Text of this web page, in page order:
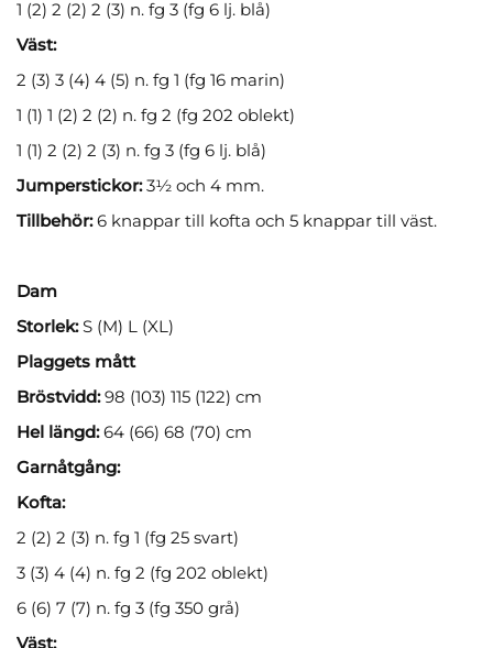
1 (2) 2 (2) 2 (3) n. fg 3 (fg 6 lj. blå)
Väst:
2 (3) 3 (4) 4 (5) n. fg 1 (fg 16 marin)
1 (1) 1 (2) 2 (2) n. fg 2 (fg 202 oblekt)
1 (1) 2 (2) 2 (3) n. fg 3 (fg 6 lj. blå)
Jumperstickor:3½ och 4 mm.
Tillbehör:6 knappar till kofta och 5 knappar till väst.
Dam
Storlek:S (M) L (XL)
Plaggets mått
Bröstvidd:98 (103) 115 (122) cm
Hel längd:64 (66) 68 (70) cm
Garnåtgång:
Kofta:
2 (2) 2 (3) n. fg 1 (fg 25 svart)
3 (3) 4 (4) n. fg 2 (fg 202 oblekt)
6 (6) 7 (7) n. fg 3 (fg 350 grå)
Väst: